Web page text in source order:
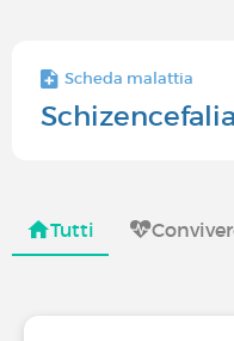
Scheda malattia
Schizencefalia
Tutti